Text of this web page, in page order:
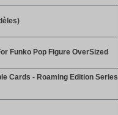
Funko Pop Figure OverSized
Cards - Roaming Edition Series